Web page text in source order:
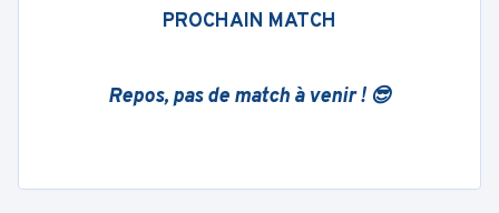
PROCHAIN MATCH
Repos, pas de match à venir ! 😎